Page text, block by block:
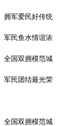
拥军爱民好传统
军民鱼水情谊浓
全国双拥模范城
军民团结最光荣
全国双拥模范城